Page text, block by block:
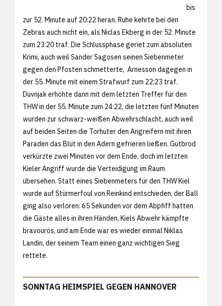
bis
zur 52. Minute auf 20:22 heran. Ruhe kehrte bei den
Zebras auch nicht ein, als Niclas Ekberg in der 52. Minute
zum 23:20 traf. Die Schlussphase geriet zum absoluten
Krimi, auch weil Sander Sagosen seinen Siebenmeter
gegen den Pfosten schmetterte, Arnesson dagegen in
der 55. Minute mit einem Strafwurf zum 22:23 traf.
Duvnjak erhöhte dann mit dem letzten Treffer für den
THW in der 55. Minute zum 24:22, die letzten fünf Minuten
wurden zur schwarz-weißen Abwehrschlacht, auch weil
auf beiden Seiten die Torhüter den Angreifern mit ihren
Paraden das Blut in den Adern gefrieren ließen. Gutbrod
verkürzte zwei Minuten vor dem Ende, doch im letzten
Kieler Angriff wurde die Verteidigung im Raum
übersehen. Statt eines Siebenmeters für den THW Kiel
wurde auf Stürmerfoul von Reinkind entschieden, der Ball
ging also verloren: 65 Sekunden vor dem Abpfiff hatten
die Gäste alles in ihren Händen, Kiels Abwehr kämpfte
bravourös, und am Ende war es wieder einmal Niklas
Landin, der seinem Team einen ganz wichtigen Sieg
rettete.
SONNTAG HEIMSPIEL GEGEN HANNOVER